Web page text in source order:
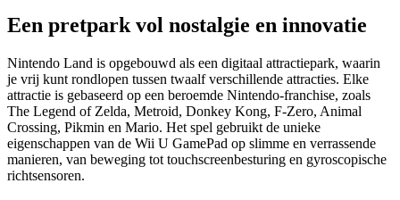
Een pretpark vol nostalgie en innovatie
Nintendo Land is opgebouwd als een digitaal attractiepark, waarin
je vrij kunt rondlopen tussen twaalf verschillende attracties. Elke
attractie is gebaseerd op een beroemde Nintendo-franchise, zoals
The Legend of Zelda, Metroid, Donkey Kong, F-Zero, Animal
Crossing, Pikmin en Mario. Het spel gebruikt de unieke
eigenschappen van de Wii U GamePad op slimme en verrassende
manieren, van beweging tot touchscreenbesturing en gyroscopische
richtsensoren.